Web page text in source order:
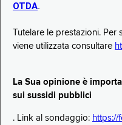
OTDA.
Tutelare le prestazioni.
viene utilizzata consultare
La Sua opinione è
sui sussidi pubblici
. Link al sondaggio: https://